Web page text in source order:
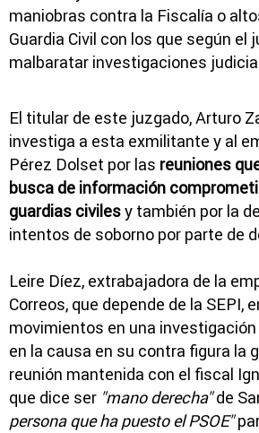
maniobras contra la Fiscalía o
Guardia Civil con los que según el
malbaratar investigaciones
El titular de este juzgado, Arturo
investiga a esta exmilitante y al
Pérez Dolset por las reuniones
busca de información
guardias civilesy también por la
intentos de soborno por parte de
Leire Díez, extrabajadora de la
Correos, que depende de la SEPI,
movimientos en una
en la causa en su contra figura la
reunión mantenida con el fiscal
que dice ser "mano derecha"de
persona que ha puesto el PSOE"